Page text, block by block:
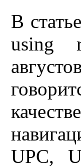
В
using
UPC,